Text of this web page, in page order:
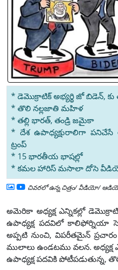
* డెమొక్రాటిక్ అభ్యర్థి జో బిడెన్,
* తొలి నల్లజాతి మహిళ
* తల్లి భారత్, తండ్రి జమైకా
* దేశ ఉపాధ్యక్షురాలిగా పనిచేసే
ట్రంప్
* 15 భారతీయ భాషల్లో
* కమల హారిస్ మసాలా దోసె
చివరలో ఉన్న చిత్రం/ వీడియో/ ఆడియో
అమెరికా అధ్యక్ష ఎన్నికల్లో
ఉపాధ్యక్ష పదవిలో కాలిఫోర్నియా
అప్పటి నుంచి, విపరీతమైన్
ములాలు ఉండటము వలన. అధ్యక్ష
ఉపాధ్యక్ష పదవికి